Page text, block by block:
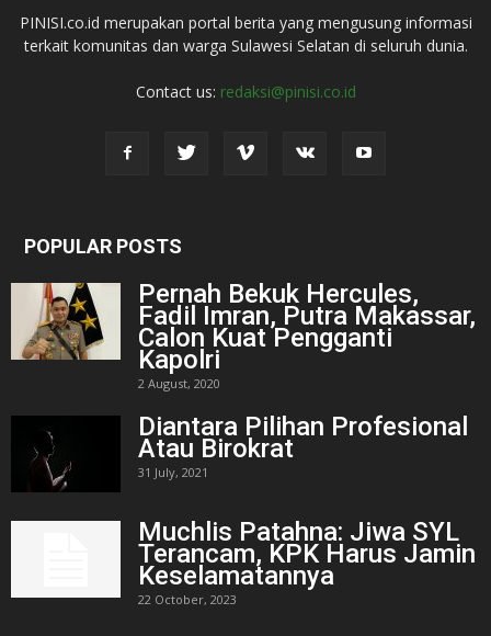
PINISI.co.id merupakan portal berita yang mengusung informasi
terkait komunitas dan warga Sulawesi Selatan di seluruh dunia.
Contact us: redaksi@pinisi.co.id
POPULAR POSTS
Pernah Bekuk Hercules,
Fadil Imran, Putra Makassar,
Calon Kuat Pengganti
Kapolri
2 August, 2020
Diantara Pilihan Profesional
Atau Birokrat
31 July, 2021
Muchlis Patahna: Jiwa SYL
Terancam, KPK Harus Jamin
Keselamatannya
22 October, 2023